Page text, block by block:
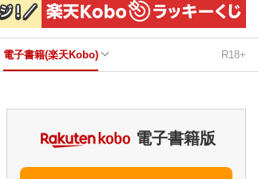
雑誌読み放題
楽天ミュージック
楽天TV
動画配信ガイド
Rakuten PLAY
電子書籍(楽天Kobo) R18+
電子書籍版